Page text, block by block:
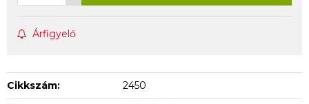
Árfigyelő
Cikkszám: 2450